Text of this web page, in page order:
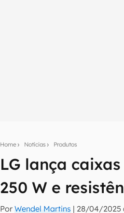
Home Notícias Produtos
LG lança
250 W e
PorWendel Martins | 28/04/2025
Seu resumo
Assine a newsletter do